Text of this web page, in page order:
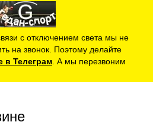
с отключением света мы не
на звонок. Поэтому делайте
в Телеграм . А мы перезвоним